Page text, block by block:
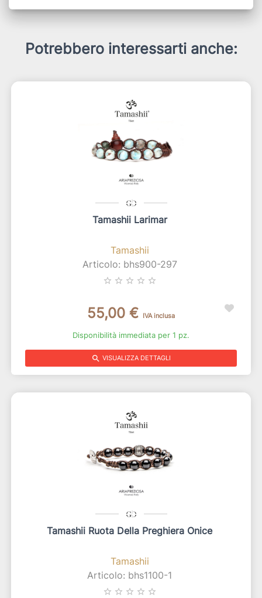
Potrebbero interessarti anche:
Tamashii Larimar
Tamashii
Articolo: bhs900-297
star_border star_border star_border star_border star_border
55,00 € IVA inclusa
Disponibilità immediata per 1 pz.
search VISUALIZZA DETTAGLI
Tamashii Ruota Della Preghiera Onice
Tamashii
Articolo: bhs1100-1
star_border star_border star_border star_border star_border